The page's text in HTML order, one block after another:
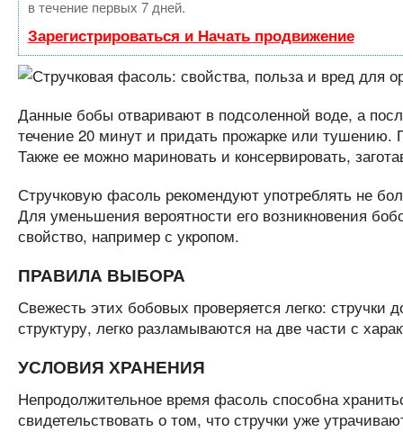
в течение первых 7 дней.
Зарегистрироваться и Начать продвижение
Данные бобы отваривают в подсоленной воде, а
течение 20 минут и придать прожарке или тушению.
Также ее можно мариновать и консервировать,
Стручковую фасоль рекомендуют употреблять не
Для уменьшения вероятности его возникновения
свойство, например с укропом.
ПРАВИЛА ВЫБОРА
Свежесть этих бобовых проверяется легко:
структуру, легко разламываются на две части с
УСЛОВИЯ ХРАНЕНИЯ
Непродолжительное время фасоль способна
свидетельствовать о том, что стручки уже